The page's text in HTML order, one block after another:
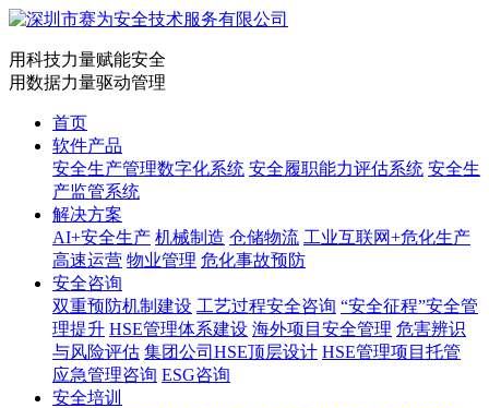
用科技力量赋能安全
用数据力量驱动管理
首页
软件产品
安全生产管理数字化系统 安全履职能力评估系统 安全生
产监管系统
解决方案
AI+安全生产 机械制造 仓储物流 工业互联网+危化生产
高速运营 物业管理 危化事故预防
安全咨询
双重预防机制建设 工艺过程安全咨询 “安全征程”安全管
理提升 HSE管理体系建设 海外项目安全管理 危害辨识
与风险评估 集团公司HSE顶层设计 HSE管理项目托管
应急管理咨询 ESG咨询
安全培训